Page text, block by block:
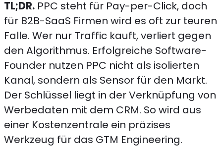
TL;DR. PPC steht für Pay-per-Click, doch
für B2B-SaaS Firmen wird es oft zur teuren
Falle. Wer nur Traffic kauft, verliert gegen
den Algorithmus. Erfolgreiche Software-
Founder nutzen PPC nicht als isolierten
Kanal, sondern als Sensor für den Markt.
Der Schlüssel liegt in der Verknüpfung von
Werbedaten mit dem CRM. So wird aus
einer Kostenzentrale ein präzises
Werkzeug für das GTM Engineering.